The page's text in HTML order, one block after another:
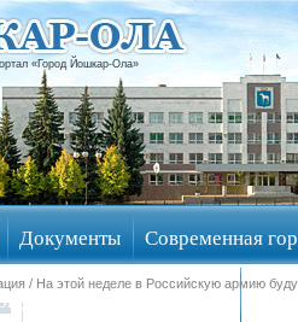
«Город Йошкар-Ола»
Документы Современная
обсуждения
/ На этой неделе в Российскую армию